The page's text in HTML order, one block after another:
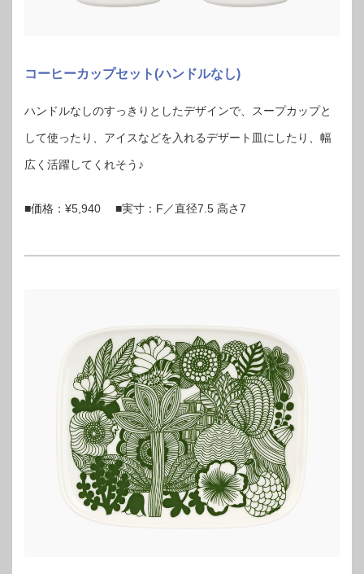
コーヒーカップセット(ハンドルなし)
ハンドルなしのすっきりとしたデザインで、スープカップと
して使ったり、アイスなどを入れるデザート皿にしたり、幅
広く活躍してくれそう♪
■価格：¥5,940 ■実寸：F／直径7.5 高さ7